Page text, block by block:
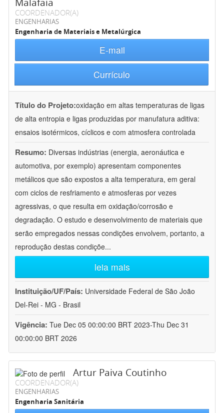
COORDENADOR(A)
ENGENHARIAS
Engenharia de Materiais e Metalúrgica
E-mail
Currículo
Título do Projeto:oxidação em altas temperaturas de ligas
de alta entropia e ligas produzidas por manufatura aditiva:
ensaios isotérmicos, cíclicos e com atmosfera controlada
Resumo: Diversas indústrias (energia, aeronáutica e
automotiva, por exemplo) apresentam componentes
metálicos que são expostos a alta temperatura, em geral
com ciclos de resfriamento e atmosferas por vezes
agressivas, o que resulta em oxidação/corrosão e
degradação. O estudo e desenvolvimento de materiais que
serão empregados nessas condições envolvem, portanto, a
reprodução destas condiçõe...
leia mais
Instituição/UF/País: Universidade Federal de São João
Del-Rei - MG - Brasil
Vigência: Tue Dec 05 00:00:00 BRT 2023-Thu Dec 31
00:00:00 BRT 2026
Artur Paiva Coutinho
COORDENADOR(A)
ENGENHARIAS
Engenharia Sanitária